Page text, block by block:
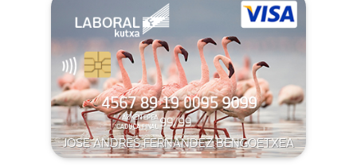
JOSE ANDRES FERNANDEZ BENGOETXEA